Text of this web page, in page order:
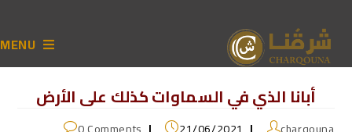
MENU
أبانا الذي في السماوات كذلك على الأرض